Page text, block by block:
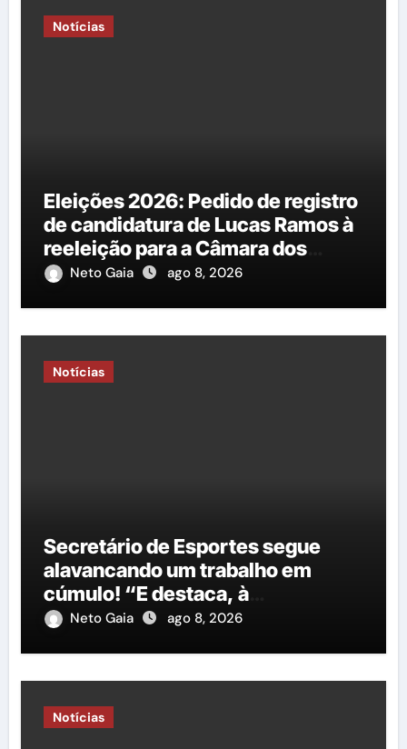
Notícias
Eleições 2026: Pedido de registro
de candidatura de Lucas Ramos à
reeleição para a Câmara dos
Deputados é protocolado na
Neto Gaia ago 8, 2026
Notícias
Secretário de Esportes segue
alavancando um trabalho em
cúmulo! “E destaca, à
importância do governo George
poliesportiva”
Neto Gaia ago 8, 2026
Notícias